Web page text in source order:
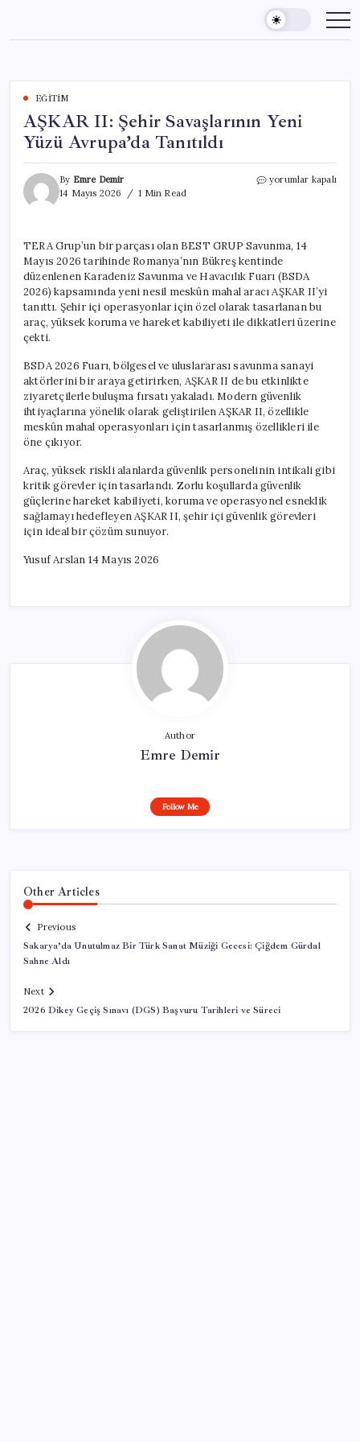
content
EĞITIM
AŞKAR II: Şehir Savaşlarının Yeni
Yüzü Avrupa’da Tanıtıldı
By Emre Demir
14 Mayıs 2026
1 Min Read
AŞKAR
Yüzü
Avrupa’da
Tanıtıldı
için
yorumlar kapalı
TERA Grup’un bir parçası olan BEST GRUP Savunma, 14
Mayıs 2026 tarihinde Romanya’nın Bükreş kentinde
düzenlenen Karadeniz Savunma ve Havacılık Fuarı (BSDA
2026) kapsamında yeni nesil meskûn mahal aracı AŞKAR II’yi
tanıttı. Şehir içi operasyonlar için özel olarak tasarlanan bu
araç, yüksek koruma ve hareket kabiliyeti ile dikkatleri üzerine
çekti.
BSDA 2026 Fuarı, bölgesel ve uluslararası savunma sanayi
aktörlerini bir araya getirirken, AŞKAR II de bu etkinlikte
ziyaretçilerle buluşma fırsatı yakaladı. Modern güvenlik
ihtiyaçlarına yönelik olarak geliştirilen AŞKAR II, özellikle
meskûn mahal operasyonları için tasarlanmış özellikleri ile
öne çıkıyor.
Araç, yüksek riskli alanlarda güvenlik personelinin intikali gibi
kritik görevler için tasarlandı. Zorlu koşullarda güvenlik
güçlerine hareket kabiliyeti, koruma ve operasyonel esneklik
sağlamayı hedefleyen AŞKAR II, şehir içi güvenlik görevleri
için ideal bir çözüm sunuyor.
Yusuf Arslan 14 Mayıs 2026
Author
Emre Demir
Follow Me
Other Articles
Previous
Sakarya’da Unutulmaz Bir Türk Sanat Müziği Gecesi: Çiğdem Gürdal
Sahne Aldı
Next
2026 Dikey Geçiş Sınavı (DGS) Başvuru Tarihleri ve Süreci